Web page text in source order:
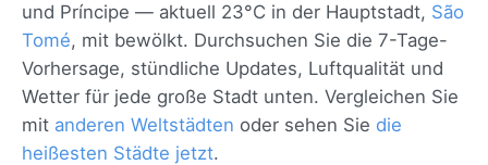
und Príncipe — aktuell 23°C in der Hauptstadt, São
Tomé, mit bewölkt. Durchsuchen Sie die 7-Tage-
Vorhersage, stündliche Updates, Luftqualität und
Wetter für jede große Stadt unten. Vergleichen Sie
mit anderen Weltstädten oder sehen Sie die
heißesten Städte jetzt.